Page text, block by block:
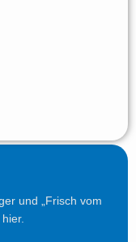
und „Frisch vom